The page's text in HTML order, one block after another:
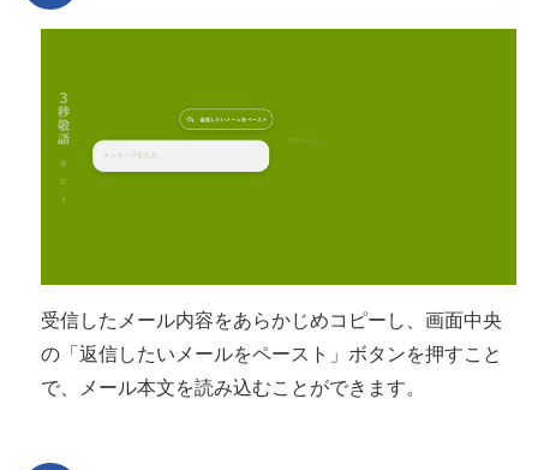
受信したメール内容をあらかじめコピーし、画面中央
の「返信したいメールをペースト」ボタンを押すこと
で、メール本文を読み込むことができます。